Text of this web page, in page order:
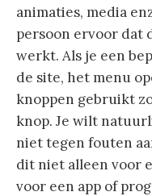
animaties, media
persoon ervoor dat
werkt. Als je een
de site, het menu
knoppen gebruikt
knop. Je wilt
niet tegen fouten
dit niet alleen voor
voor een app of